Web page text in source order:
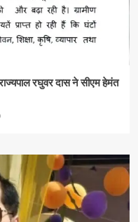
रघुवर दास ने सीएम हेमंत